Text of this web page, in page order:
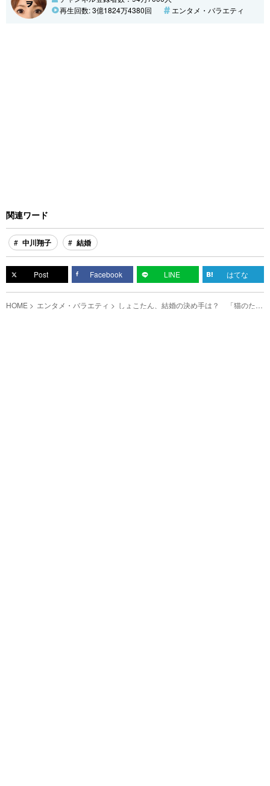
再生回数: 3億1824万4380回
エンタメ・バラエティ
関連ワード
中川翔子 結婚
Post Facebook LINE はてな
HOME エンタメ・バラエティ しょこたん、結婚の決め手は？ 「猫のため
にも幸せになります！」と宣言